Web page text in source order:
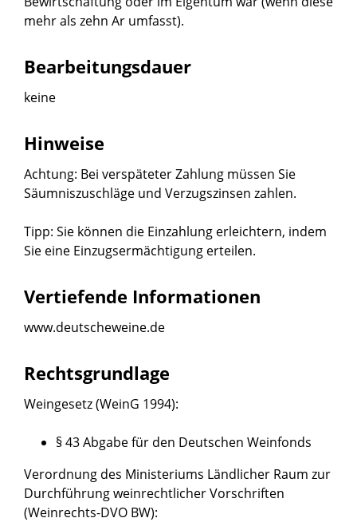
mehr als zehn Ar umfasst).
Bearbeitungsdauer
keine
Hinweise
Achtung: Bei verspäteter Zahlung müssen Sie
Säumniszuschläge und Verzugszinsen zahlen.
Tipp: Sie können die Einzahlung erleichtern, indem
Sie eine Einzugsermächtigung erteilen.
Vertiefende Informationen
www.deutscheweine.de
Rechtsgrundlage
Weingesetz (WeinG 1994):
§ 43 Abgabe für den Deutschen Weinfonds
Verordnung des Ministeriums Ländlicher Raum zur
Durchführung weinrechtlicher Vorschriften
(Weinrechts-DVO BW):